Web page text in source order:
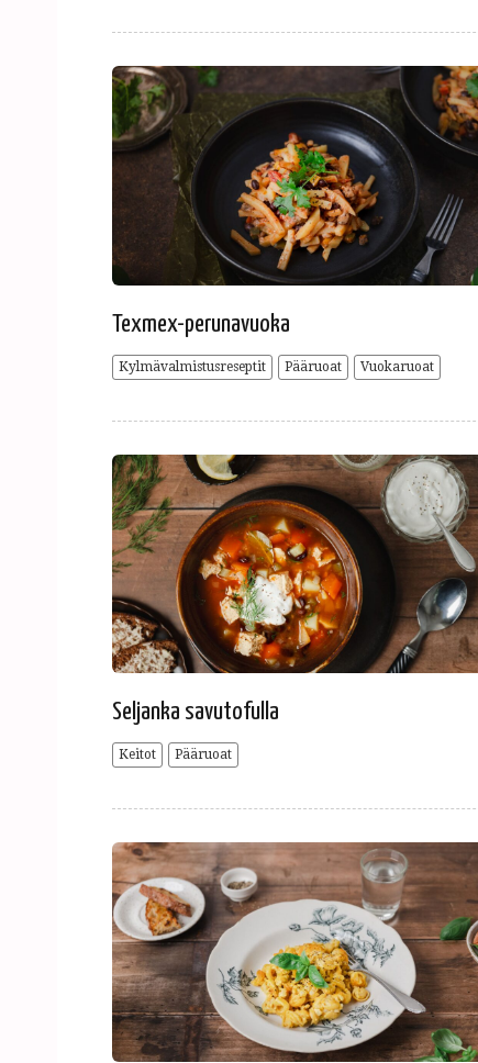
Texmex-perunavuoka
Kylmävalmistusreseptit Pääruoat Vuokaruoat
Seljanka savutofulla
Keitot Pääruoat